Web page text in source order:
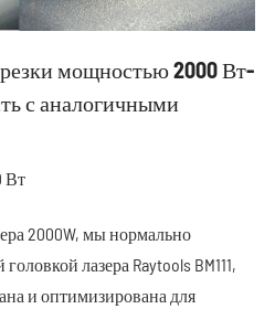
мощностью 2000 Вт-
с аналогичными
Вт
2000W, мы нормально
лазера Raytools BM111,
и оптимизирована для